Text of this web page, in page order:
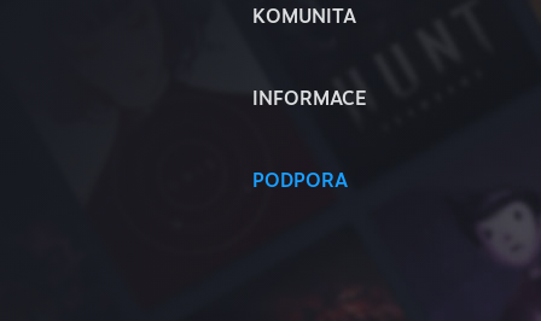
KOMUNITA
INFORMACE
PODPORA